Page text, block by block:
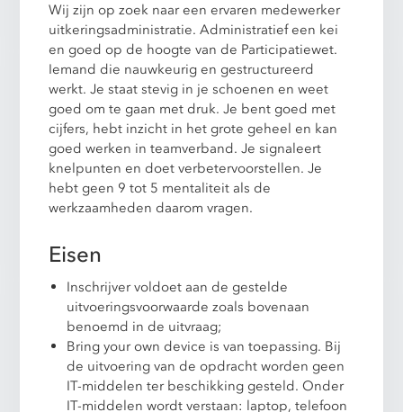
Wij zijn op zoek naar een ervaren medewerker
uitkeringsadministratie. Administratief een kei
en goed op de hoogte van de Participatiewet.
Iemand die nauwkeurig en gestructureerd
werkt. Je staat stevig in je schoenen en weet
goed om te gaan met druk. Je bent goed met
cijfers, hebt inzicht in het grote geheel en kan
goed werken in teamverband. Je signaleert
knelpunten en doet verbetervoorstellen. Je
hebt geen 9 tot 5 mentaliteit als de
werkzaamheden daarom vragen.
Eisen
Inschrijver voldoet aan de gestelde
uitvoeringsvoorwaarde zoals bovenaan
benoemd in de uitvraag;
Bring your own device is van toepassing. Bij
de uitvoering van de opdracht worden geen
IT-middelen ter beschikking gesteld. Onder
IT-middelen wordt verstaan: laptop, telefoon